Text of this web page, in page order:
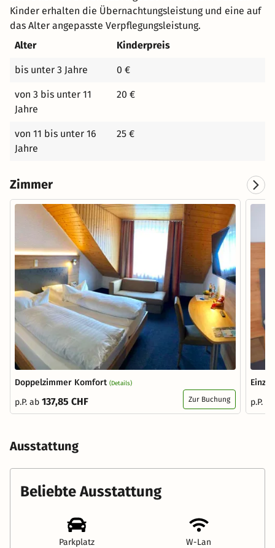
Kinder erhalten die Übernachtungsleistung und eine auf
das Alter angepasste Verpflegungsleistung.
Alter
Kinderpreis
bis unter 3 Jahre 0 €
von 3 bis unter 11
Jahre
20 €
von 11 bis unter 16
Jahre
25 €
Zimmer
Doppelzimmer Komfort (Details)
p.P. ab 137,85 CHF Zur Buchung
p.P.
Ausstattung
Beliebte Ausstattung
Parkplatz W-Lan